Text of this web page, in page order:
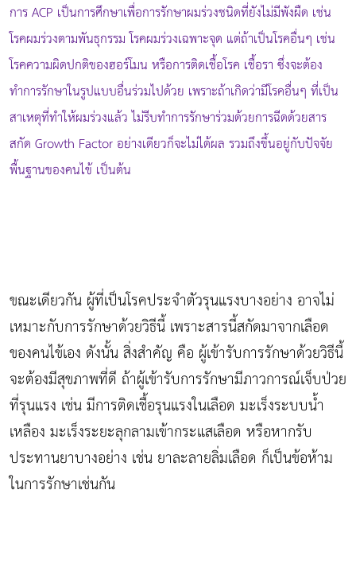
การ ACP เป็นการศึกษาเพื่อการรักษาผมร่วงชนิดที่ยังไม่มีพังผืด เช่น
โรคผมร่วงตามพันธุกรรม โรคผมร่วงเฉพาะจุด แต่ถ้าเป็นโรคอื่นๆ เช่น
โรคความผิดปกติของฮอร์โมน หรือการติดเชื้อโรค เชื้อรา ซึ่งจะต้อง
ทำการรักษาในรูปแบบอื่นร่วมไปด้วย เพราะถ้าเกิดว่ามีโรคอื่นๆ ที่เป็น
สาเหตุที่ทำให้ผมร่วงแล้ว ไม่รีบทำการรักษาร่วมด้วยการฉีดด้วยสาร
สกัด Growth Factor อย่างเดียวก็จะไม่ได้ผล รวมถึงขึ้นอยู่กับปัจจัย
พื้นฐานของคนไข้ เป็นต้น
ขณะเดียวกัน ผู้ที่เป็นโรคประจำตัวรุนแรงบางอย่าง อาจไม่
เหมาะกับการรักษาด้วยวิธีนี้ เพราะสารนี้สกัดมาจากเลือด
ของคนไข้เอง ดังนั้น สิ่งสำคัญ คือ ผู้เข้ารับการรักษาด้วยวิธีนี้
จะต้องมีสุขภาพที่ดี ถ้าผู้เข้ารับการรักษามีภาวการณ์เจ็บป่วย
ที่รุนแรง เช่น มีการติดเชื้อรุนแรงในเลือด มะเร็งระบบน้ำ
เหลือง มะเร็งระยะลุกลามเข้ากระแสเลือด หรือหากรับ
ประทานยาบางอย่าง เช่น ยาละลายลิ่มเลือด ก็เป็นข้อห้าม
ในการรักษาเช่นกัน